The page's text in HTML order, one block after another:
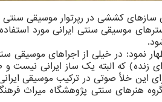
کششی در رپرتوار موسیقی سنتی
موسیقی سنتی ایرانی مورد
نمود: در خیلی از اجراهای موسیقی
زنده) که البته یک ساز ایرانی نیست و
خلأ صوتی در ترکیب موسیقی
هنرهای سنتی پژوهشگاه میراث